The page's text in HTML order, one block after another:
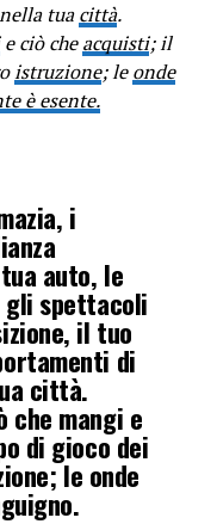
tuacittà.
e ciò cheacquisti; il
istruzione; leonde
è esente.
i
auto, le
gli spettacoli
il tuo
di
città.
che mangi e
di gioco dei
le onde